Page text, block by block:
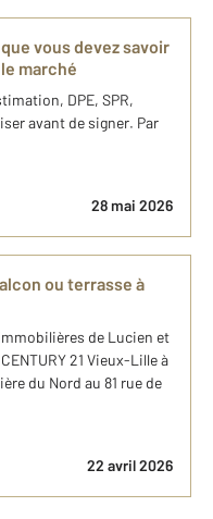
vous devez savoir
marché
DPE, SPR,
avant de signer. Par
28 mai 2026
ou terrasse à
de Lucien et
21 Vieux-Lille à
du Nord au 81 rue de
22 avril 2026